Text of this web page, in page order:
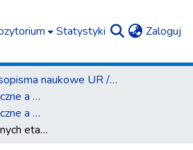
Statystyki Zaloguj
Czasopisma naukowe UR / Scientific Journals
Nierówności społeczne a wzrost gospodarczy
Nierówności społeczne a wzrost gospodarczy z. 76(4)/2023
Porównanie wybranych etapów procesu cyfryzacji rachunkowości w dobie COVID-19